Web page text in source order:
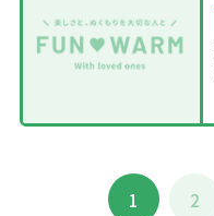
1 2